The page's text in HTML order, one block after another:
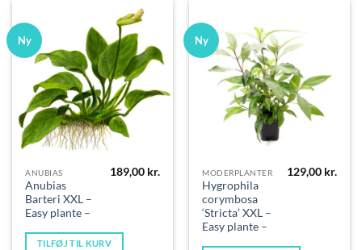
Ny
ANUBIAS
Anubias
Barteri XXL –
Easy plante –
189,00 kr.
TILFØJ TIL KURV
Ny
MODERPLANTER
Hygrophila
corymbosa
‘Stricta’ XXL –
Easy plante –
129,00 kr.